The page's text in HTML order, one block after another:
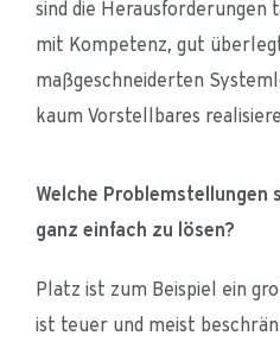
sind die Herausforderungen
mit Kompetenz, gut
maßgeschneiderten
kaum Vorstellbares
Welche Problemstellungen
ganz einfach zu lösen?
Platz ist zum Beispiel ein
ist teuer und meist